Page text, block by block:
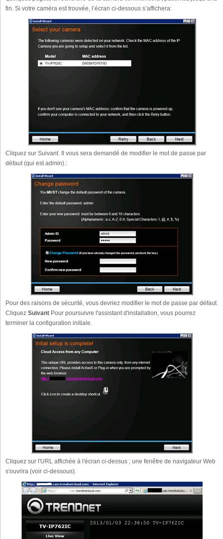
fin. Si votre caméra est trouvée, l’écran ci-dessous s’affichera:
Cliquez sur Suivant. Il vous sera demandé de modifier le mot de passe par
défaut (qui est admin).:
Pour des raisons de sécurité, vous devriez modifier le mot de passe par défaut.
Cliquez Suivant Pour poursuivre l'assistant d'installation, vous pourrez
terminer la configuration initiale.
Cliquez sur l'URL affichée à l'écran ci-dessus ; une fenêtre de navigateur Web
s'ouvrira (voir ci-dessous).